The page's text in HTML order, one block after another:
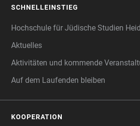
SCHNELLEINSTIEG
Hochschule für Jüdische Studien
Aktuelles
Aktivitäten und kommende
Auf dem Laufenden bleiben
KOOPERATION